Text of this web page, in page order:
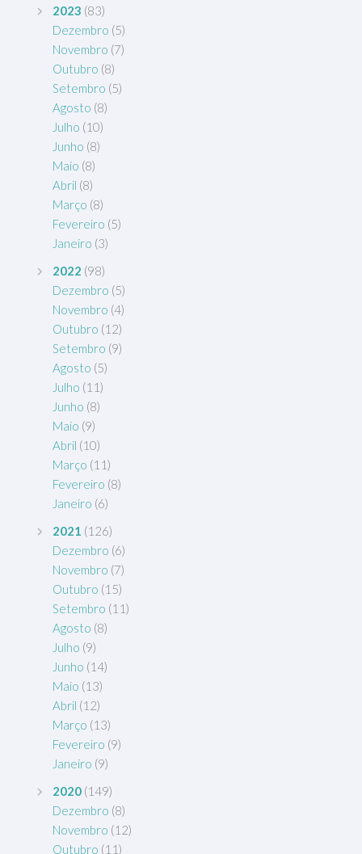
2023 (83)
Dezembro (5)
Novembro (7)
Outubro (8)
Setembro (5)
Agosto (8)
Julho (10)
Junho (8)
Maio (8)
Abril (8)
Março (8)
Fevereiro (5)
Janeiro (3)
2022 (98)
Dezembro (5)
Novembro (4)
Outubro (12)
Setembro (9)
Agosto (5)
Julho (11)
Junho (8)
Maio (9)
Abril (10)
Março (11)
Fevereiro (8)
Janeiro (6)
2021 (126)
Dezembro (6)
Novembro (7)
Outubro (15)
Setembro (11)
Agosto (8)
Julho (9)
Junho (14)
Maio (13)
Abril (12)
Março (13)
Fevereiro (9)
Janeiro (9)
2020 (149)
Dezembro (8)
Novembro (12)
Outubro (11)